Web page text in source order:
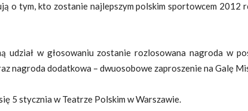
o tym, kto zostanie najlepszym polskim sportowcem 2012
udział w głosowaniu zostanie rozlosowana nagroda w
nagroda dodatkowa – dwuosobowe zaproszenie na Galę
5 stycznia w Teatrze Polskim w Warszawie.